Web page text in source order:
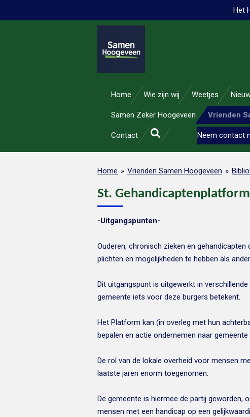
Het
Home Wie zijn wij Weetjes
Samen Zeker Hoogeveen Vrienden
Contact Neem contact
Home » Vrienden Samen Hoogeveen »
St.
-Uitgangspunten-
Ouderen, chronisch zieken en gehandicapten
plichten en mogelijkheden te hebben als
Dit uitgangspunt is uitgewerkt in
gemeente iets voor deze burgers betekent.
Het Platform kan (in overleg met hun
bepalen en actie ondernemen naar
De rol van de lokale overheid voor mensen
laatste jaren enorm toegenomen.
De gemeente is hiermee de partij geworden,
mensen met een handicap op een